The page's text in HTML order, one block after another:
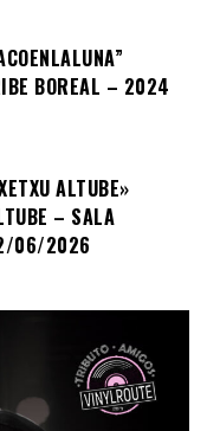
BOREAL – 2024
ALTUBE»
– SALA
06/2026